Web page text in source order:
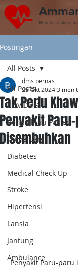
Healthcare
Postingan
All Posts
COVID-19
Rehabilitasi Pasien
Home Care
Diabetes
Medical Check Up
Stroke
Hipertensi
Lansia
Jantung
Ambulance
All Posts
Tak Perlu
Penyakit
Disembuhkan
dms bernas
25 Okt 20243
Penyakit Paru-paru